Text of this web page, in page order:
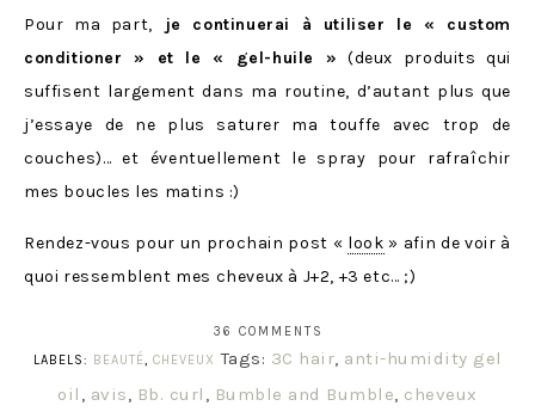
Pour ma part, je continuerai à utiliser le « custom
conditioner » et le « gel-huile » (deux produits qui
suffisent largement dans ma routine, d’autant plus que
j’essaye de ne plus saturer ma touffe avec trop de
couches)… et éventuellement le spray pour rafraîchir
mes boucles les matins :)
Rendez-vous pour un prochain post « look » afin de voir à
quoi ressemblent mes cheveux à J+2, +3 etc… ;)
36 COMMENTS
LABELS:
BEAUTÉ, CHEVEUX Tags: 3C hair, anti-humidity gel
oil , avis, Bb. curl , Bumble and Bumble, cheveux